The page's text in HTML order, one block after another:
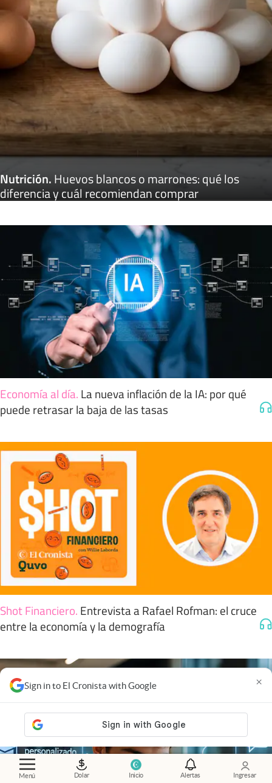
Menú Dolar Inicio Alertas Ingresar
Sign in to El Cronista with Google ×
Nutrición.Huevos blancos o marrones: qué los
diferencia y cuál recomiendan comprar
Economía al día. La nueva inflación de la IA: por qué
puede retrasar la baja de las tasas
Shot Financiero. Entrevista a Rafael Rofman: el cruce
entre la economía y la demografía